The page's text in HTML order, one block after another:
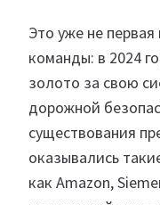
Это уже не
команды: в 2024
золото за свою
дорожной
существования
оказывались
как Amazon,